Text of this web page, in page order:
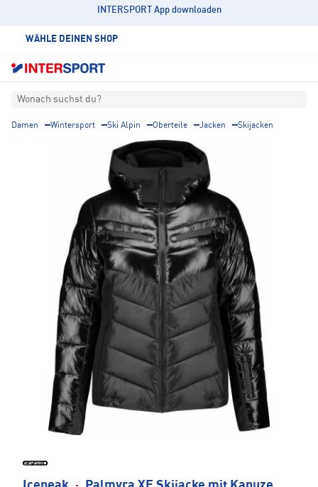
INTERSPORT App downloaden
WÄHLE DEINEN SHOP
Wonach suchst du?
Damen Wintersport Ski Alpin Oberteile Jacken Skijacken